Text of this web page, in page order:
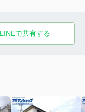
LINEで共有する